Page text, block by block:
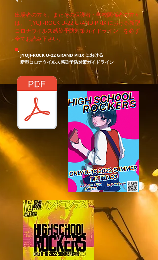
出場者の方々、またその保護者・学校関係者の方々
は、「JYOJI-ROCK U-22 GRAND PRIX における新型
コロナウイルス感染予防対策ガイドライン」を必ず
全てお読み下さい。
JYOJI-ROCK U-22 GRAND PRIX における
新型コロナウイルス感染予防対策ガイドライン